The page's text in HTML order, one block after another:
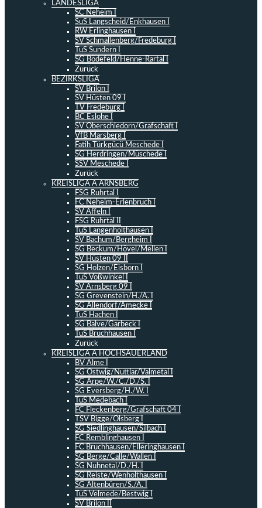
LANDESLIGA
SC Neheim I
SuS Langscheid/Enkhausen I
RW Erlinghausen I
SV Schmallenberg/Fredeburg I
TuS Sundern I
SG Bödefeld/Henne-Rartal I
Zurück
BEZIRKSLIGA
SV Brilon I
SV Hüsten 09 I
TV Fredeburg I
BC Eslohe I
SV Oberschledorn/Grafschaft I
VfB Marsberg I
Fatih Türkgücü Meschede I
SG Herdringen/Müschede I
SSV Meschede I
Zurück
KREISLIGA A ARNSBERG
FSG Ruhrtal I
FC Neheim-Erlenbruch I
SV Affeln I
FSG Ruhrtal II
TuS Langenholthausen I
SV Bachum/Bergheim I
SG Beckum/Hövel/Mellen I
SV Hüsten 09 II
SG Holzen/Eisborn I
TuS Voßwinkel I
SV Arnsberg 09 I
SG Grevenstein/H./A. I
SG Allendorf/Amecke I
TuS Hachen I
SG Balve/Garbeck I
TuS Bruchhausen I
Zurück
KREISLIGA A HOCHSAUERLAND
BV Alme I
SG Ostwig/Nuttlar/Valmetal I
SG Arpe/W./C./D./S. I
SG Eversberg/H./W. I
TuS Medebach I
FC Fleckenberg/Grafschaft 04 I
TSV Bigge/Olsberg I
SG Siedlinghausen/Silbach I
FC Remblinghausen I
FC Bruchhausen/Elleringhausen I
SG Berge/Calle/Wallen I
SG Nuhnetal/D./H. I
SG Reiste/Wenholthausen I
SG Altenbüren/S./A. I
TuS Velmede/Bestwig I
SV Brilon II